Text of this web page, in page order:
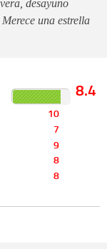
desayuno
una estrella
8.4
10
7
9
8
8